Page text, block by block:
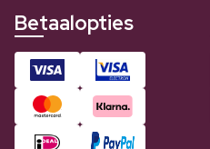
Betaalopties